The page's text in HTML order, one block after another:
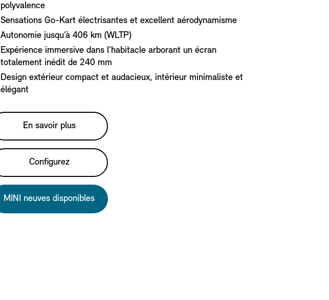
polyvalence
Sensations Go-Kart électrisantes et excellent aérodynamisme
Autonomie jusqu’à 406 km (WLTP)
Expérience immersive dans l’habitacle arborant un écran
totalement inédit de 240 mm
Design extérieur compact et audacieux, intérieur minimaliste et
élégant
En savoir plus
Configurez
MINI neuves disponibles